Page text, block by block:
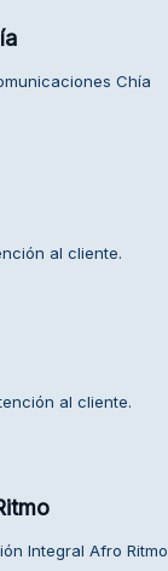
Chía
al cliente.
al cliente.
Integral Afro Ritmo